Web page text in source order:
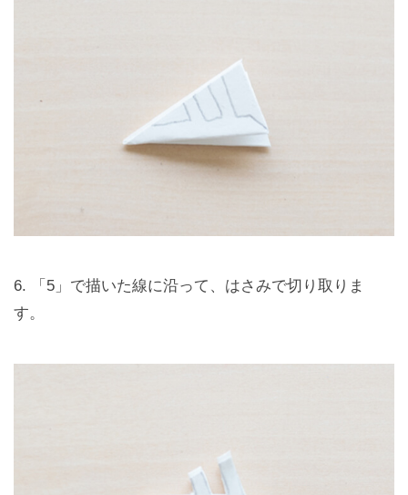
6. 「5」で描いた線に沿って、はさみで切り取りま
す。